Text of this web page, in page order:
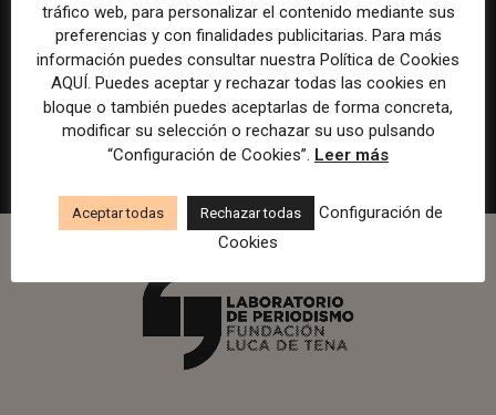
Responsable de marcas y patrocinios
en Watif TV
Madrid Watif Presencial Tiempo completo
tráfico web, para personalizar el contenido mediante sus
preferencias y con finalidades publicitarias. Para más
información puedes consultar nuestra Política de Cookies
AQUÍ. Puedes aceptar y rechazar todas las cookies en
bloque o también puedes aceptarlas de forma concreta,
modificar su selección o rechazar su uso pulsando
“Configuración de Cookies”. Leer más
Aceptar todas Rechazar todas
Configuración de
Cookies